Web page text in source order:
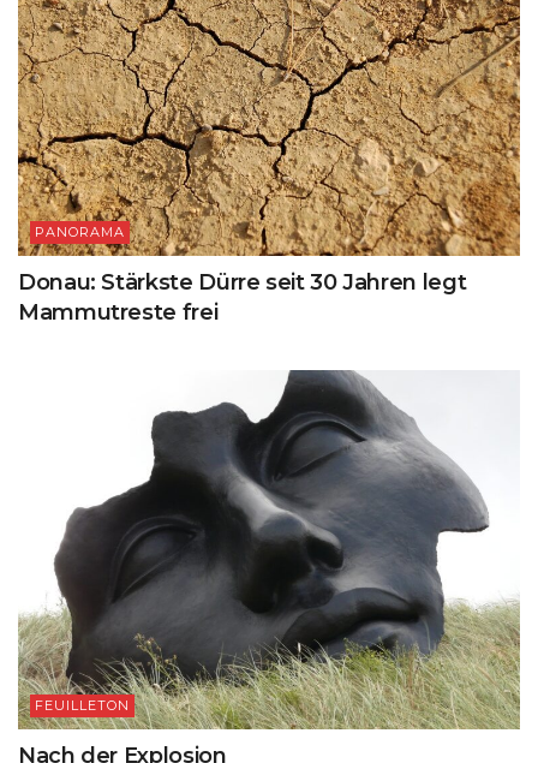
PANORAMA
Donau: Stärkste Dürre seit 30 Jahren legt
Mammutreste frei
FEUILLETON
Nach der Explosion